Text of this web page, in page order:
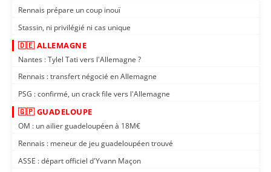
Rennais prépare un coup inouï
Stassin, ni privilégié ni cas unique
🇩🇪 ALLEMAGNE
Nantes : Tylel Tati vers l'Allemagne ?
Rennais : transfert négocié en Allemagne
PSG : confirmé, un crack file vers l'Allemagne
🇬🇵 GUADELOUPE
OM : un ailier guadeloupéen à 18M€
Rennais : meneur de jeu guadeloupéen trouvé
ASSE : départ officiel d'Yvann Maçon